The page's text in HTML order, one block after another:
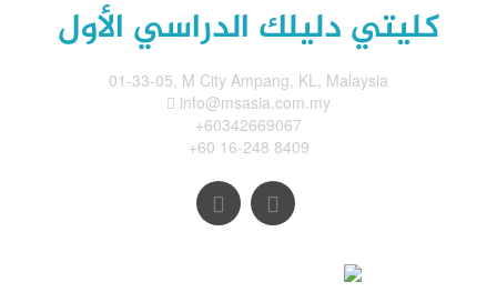
كليتي دليلك الدراسي الأول
01-33-05, M City Ampang, KL, Malaysia
info@msasia.com.my
+60342669067
+60 16-248 8409